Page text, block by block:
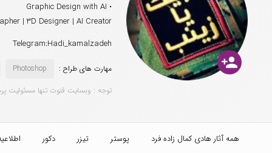
person_add
• Graphic Design with AI
| 3D Designer | AI Creator
Telegram:Hadi_kamalzadeh
مهارت های طراح : Photoshop
توجه : وبسایت قنوت تنها مسئولیت
همه آثار هادی کمال زاده فرد پوستر تیزر دکور